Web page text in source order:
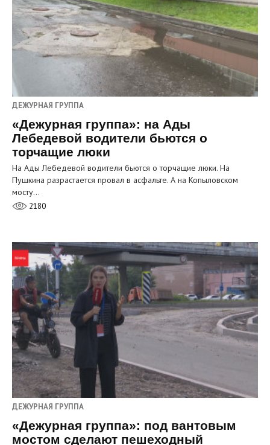
ДЕЖУРНАЯ ГРУППА
«Дежурная группа»: на Ады
Лебедевой водители бьются о
торчащие люки
На Ады Лебедевой водители бьются о торчащие люки. На
Пушкина разрастается провал в асфальте. А на Копыловском
мосту…
2180
ДЕЖУРНАЯ ГРУППА
«Дежурная группа»: под вантовым
мостом сделают пешеходный